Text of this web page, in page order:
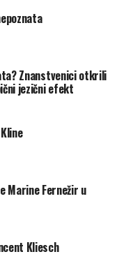
Znanstvenici otkrili
jezični efekt
Marine Fernežir u
Kliesch